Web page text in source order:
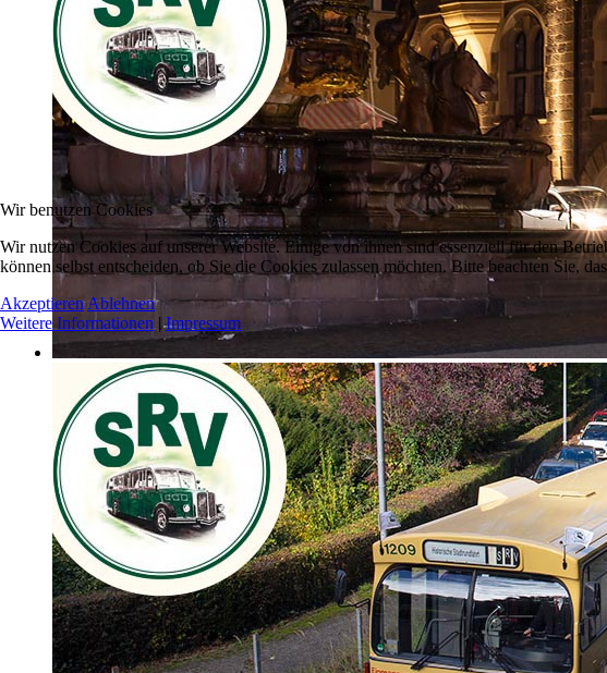
Wir benutzen Cookies
Wir nutzen Cookies auf unserer Website. Einige von ihnen sind essenziell für den
können selbst entscheiden, ob Sie die Cookies zulassen möchten. Bitte beachten Sie,
Akzeptieren Ablehnen
Weitere Informationen |Impressum